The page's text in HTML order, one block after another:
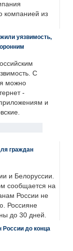
компанией из
уязвимость,
С
можно
-
и
граждан
и Белоруссии.
сообщается на
России не
Россияне
до 30 дней.
до конца